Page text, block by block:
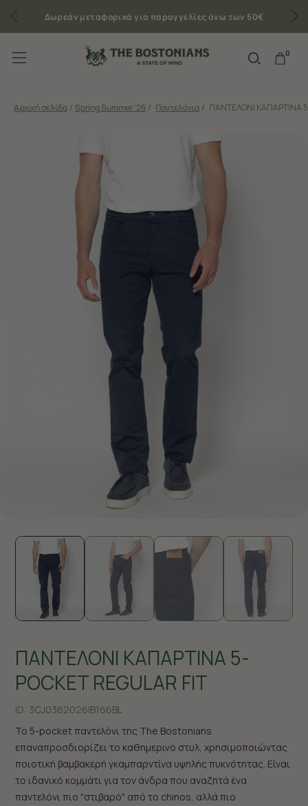
Δωρεάν μεταφορικά για παραγγελίες άνω των 50€
0
Αρχική σελίδα / Spring Summer '26 / Παντελόνια / ΠΑΝΤΕΛΟΝΙ ΚΑΠΑΡΤΙΝΑ 5-
ΠΑΝΤΕΛΟΝΙ ΚΑΠΑΡΤΙΝΑ 5-
POCKET REGULAR FIT
ID: 3CJ0362026|B166BL
Το 5-pocket παντελόνι της The Bostonians
επαναπροσδιορίζει το καθημερινό στυλ, χρησιμοποιώντας
ποιοτική βαμβακερή γκαμπαρντίνα υψηλής πυκνότητας. Είναι
το ιδανικό κομμάτι για τον άνδρα που αναζητά ένα
παντελόνι πιο "στιβαρό" από το chinos, αλλά πιο